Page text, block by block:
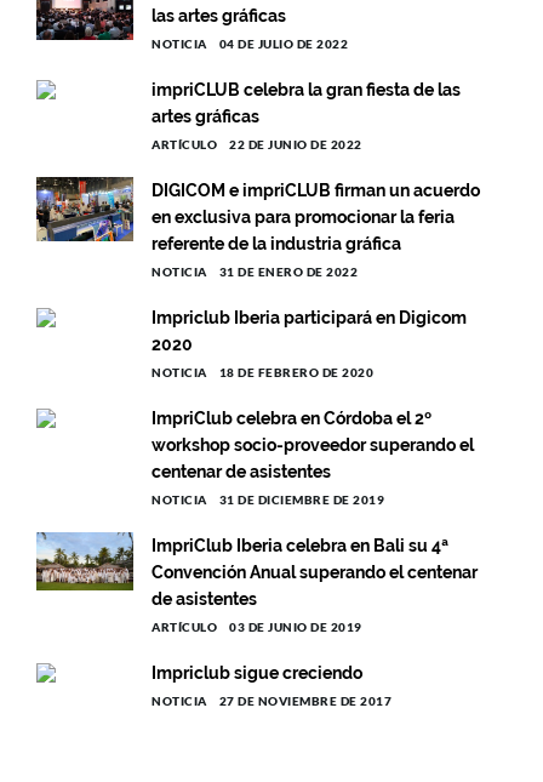
las artes gráficas
NOTICIA 04 DE JULIO DE 2022
impriCLUB celebra la gran fiesta de las
artes gráficas
ARTÍCULO 22 DE JUNIO DE 2022
DIGICOM e impriCLUB firman un acuerdo
en exclusiva para promocionar la feria
referente de la industria gráfica
NOTICIA 31 DE ENERO DE 2022
Impriclub Iberia participará en Digicom
2020
NOTICIA 18 DE FEBRERO DE 2020
ImpriClub celebra en Córdoba el 2º
workshop socio-proveedor superando el
centenar de asistentes
NOTICIA 31 DE DICIEMBRE DE 2019
ImpriClub Iberia celebra en Bali su 4ª
Convención Anual superando el centenar
de asistentes
ARTÍCULO 03 DE JUNIO DE 2019
Impriclub sigue creciendo
NOTICIA 27 DE NOVIEMBRE DE 2017